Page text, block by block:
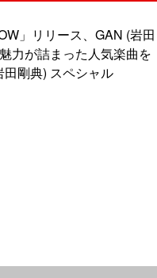
」リリース、GAN (岩田
力が詰まった人気楽曲を
剛典) スペシャル